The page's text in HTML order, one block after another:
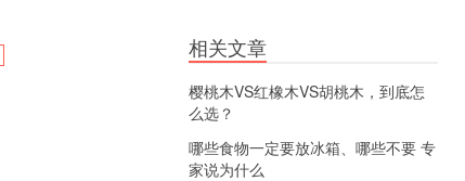
相关文章
樱桃木VS红橡木VS胡桃木，到底怎
么选？
哪些食物一定要放冰箱、哪些不要 专
家说为什么